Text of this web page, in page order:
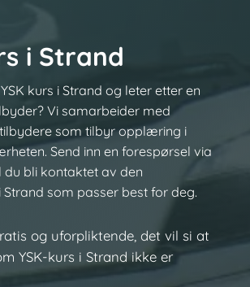
i Strand
kurs i Strand og leter etter en
Vi samarbeider med
som tilbyr opplæring i
Send inn en forespørsel via
du bli kontaktet av den
som passer best for deg.
og uforpliktende, det vil si at
YSK-kurs i Strand ikke er